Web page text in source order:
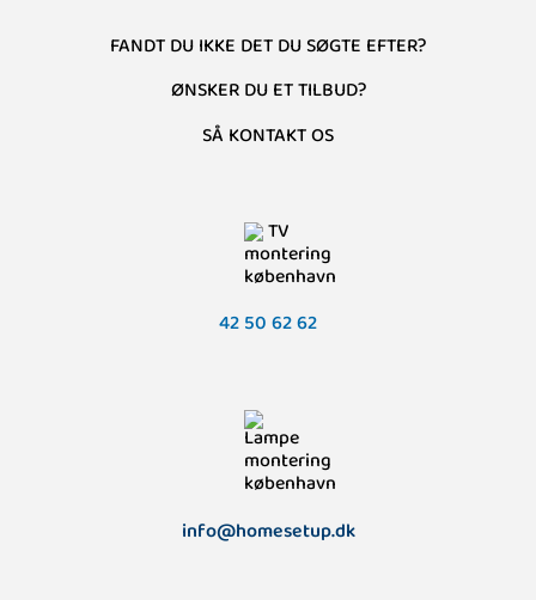
FANDT DU IKKE DET DU SØGTE EFTER?
ØNSKER DU ET TILBUD?
SÅ KONTAKT OS
42 50 62 62
info@homesetup.dk